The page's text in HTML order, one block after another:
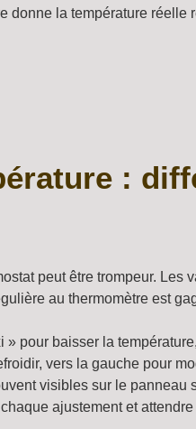
donne la température réelle
:
peut être trompeur.
au thermomètre est
» pour baisser la
vers la gauche pour
visibles sur le panneau
ajustement et